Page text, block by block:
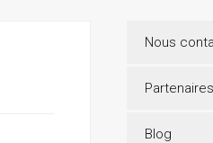
Nous
Partenaires
Blog